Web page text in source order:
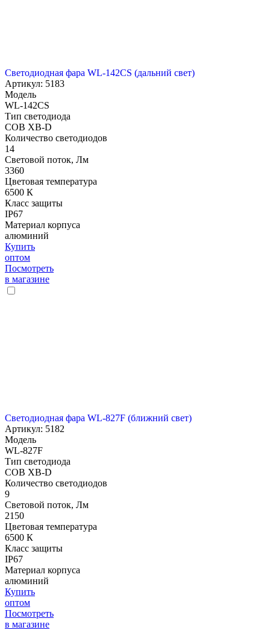
Светодиодная фара WL-142CS (дальний свет)
Артикул: 5183
Модель
WL-142CS
Тип светодиода
COB XB-D
Количество светодиодов
14
Световой поток, Лм
3360
Цветовая температура
6500 К
Класс защиты
IP67
Материал корпуса
алюминий
Купить
оптом
Посмотреть
в магазине
Светодиодная фара WL-827F (ближний свет)
Артикул: 5182
Модель
WL-827F
Тип светодиода
COB XB-D
Количество светодиодов
9
Световой поток, Лм
2150
Цветовая температура
6500 К
Класс защиты
IP67
Материал корпуса
алюминий
Купить
оптом
Посмотреть
в магазине